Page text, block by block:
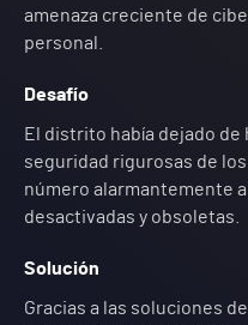
amenaza creciente de
personal.
Desafío
El distrito había dejado de
seguridad rigurosas de
número alarmantemente
desactivadas y obsoletas.
Solución
Gracias a las soluciones